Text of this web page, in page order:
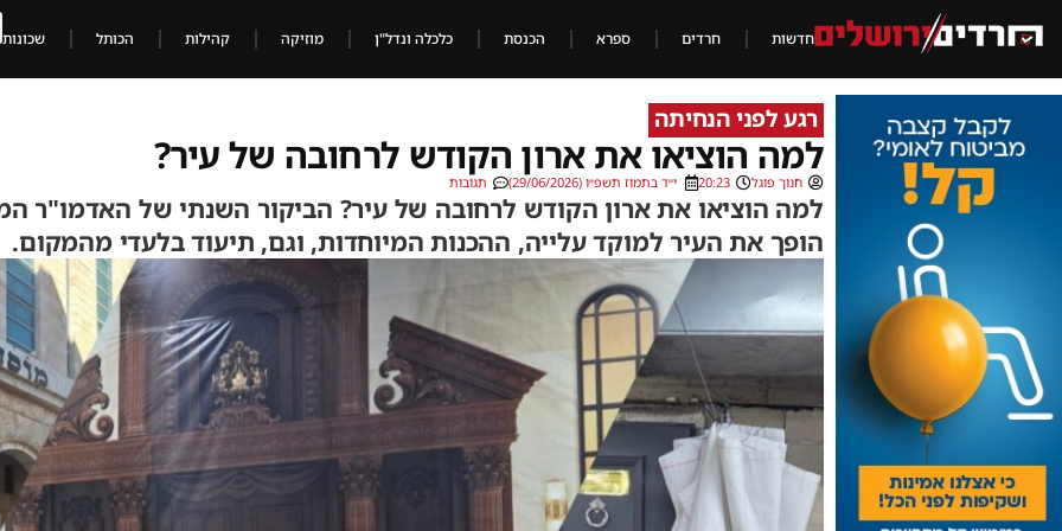
חדשות חרדים ספרא הכנסת כלכלה ונדל"ן מוזיקה קהילות הכותל שכונות
רגע לפני הנחיתה
למה הוציאו את ארון הקודש לרחובה של עיר?
חנוך פוגל 20:23 י״ד בתמוז תשפ״ו (29/06/2026) תגובות
למה הוציאו את ארון הקודש לרחובה של עיר? הביקור השנתי של האדמו"ר
הופך את העיר למוקד עלייה, ההכנות המיוחדות, וגם, תיעוד בלעדי מהמקום.